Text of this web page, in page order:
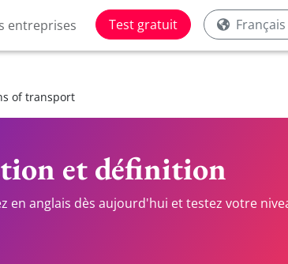
entreprises Test gratuit Français
of transport
et définition
en anglais dès aujourd'hui et testez votre